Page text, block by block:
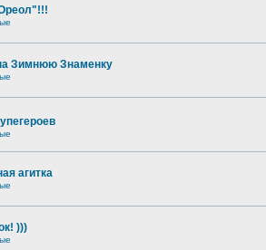
Зимнюю Знаменку
агитка
)))